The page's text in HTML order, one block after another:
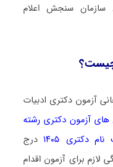
سازمان سنجش اعلام
چیست؟
آزمون دکتری ادبیات
آزمون دکتری رشته
دکتری ۱۴۰۵
درج
برای آزمون اقدام